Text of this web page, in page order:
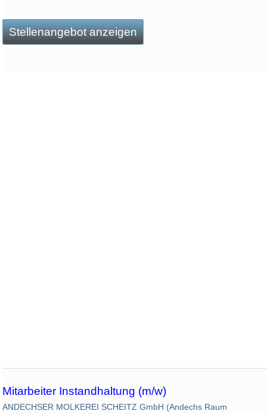
Stellenangebot anzeigen
Mitarbeiter Instandhaltung (m/w)
ANDECHSER MOLKEREI SCHEITZ GmbH (Andechs Raum